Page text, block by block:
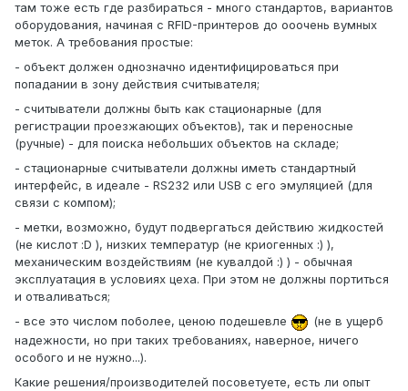
там тоже есть где разбираться - много стандартов, вариантов
оборудования, начиная с RFID-принтеров до ооочень вумных
меток. А требования простые:
- объект должен однозначно идентифицироваться при
попадании в зону действия считывателя;
- считыватели должны быть как стационарные (для
регистрации проезжающих объектов), так и переносные
(ручные) - для поиска небольших объектов на складе;
- стационарные считыватели должны иметь стандартный
интерфейс, в идеале - RS232 или USB с его эмуляцией (для
связи с компом);
- метки, возможно, будут подвергаться действию жидкостей
(не кислот :D ), низких температур (не криогенных :) ),
механическим воздействиям (не кувалдой :) ) - обычная
эксплуатация в условиях цеха. При этом не должны портиться
и отваливаться;
- все это числом поболее, ценою подешевле
(не в ущерб
надежности, но при таких требованиях, наверное, ничего
особого и не нужно...).
Какие решения/производителей посоветуете, есть ли опыт